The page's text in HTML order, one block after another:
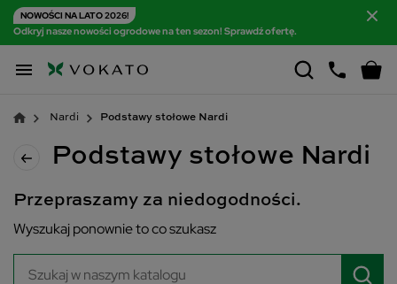
NOWOŚCI NA LATO 2026!
Odkryj nasze nowości ogrodowe na ten sezon! Sprawdź ofertę.

Nardi Podstawy stołowe Nardi
Podstawy stołowe Nardi
Przepraszamy za niedogodności.
Wyszukaj ponownie to co szukasz